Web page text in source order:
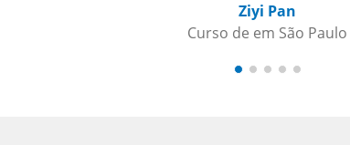
Ziyi Pan
Curso de em São Paulo